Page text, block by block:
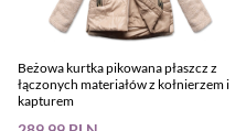
Beżowa kurtka pikowana płaszcz z
łączonych materiałów z kołnierzem i
kapturem